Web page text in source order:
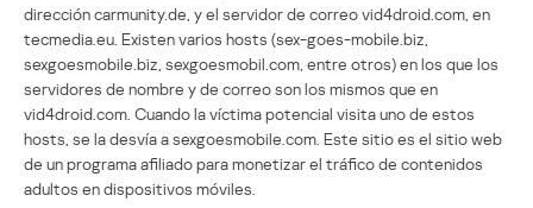
dirección carmunity.de, y el servidor de correo vid4droid.com, en
tecmedia.eu. Existen varios hosts (sex-goes-mobile.biz,
sexgoesmobile.biz, sexgoesmobil.com, entre otros) en los que los
servidores de nombre y de correo son los mismos que en
vid4droid.com. Cuando la víctima potencial visita uno de estos
hosts, se la desvía a sexgoesmobile.com. Este sitio es el sitio web
de un programa afiliado para monetizar el tráfico de contenidos
adultos en dispositivos móviles.